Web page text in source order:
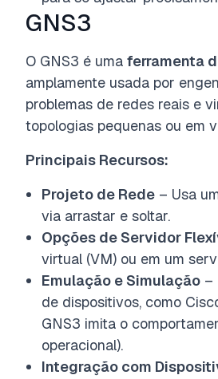
GNS3
O GNS3 é uma ferramenta
amplamente usada por
problemas de redes reais e
topologias pequenas ou em
Principais Recursos:
Projeto de Rede – Usa
via arrastar e soltar.
Opções de Servidor
virtual (VM) ou em um
Emulação e Simulação –
de dispositivos, como
GNS3 imita o
operacional).
Integração com